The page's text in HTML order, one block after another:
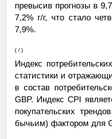
превысив прогнозы в
7,2% г/г, что стало
7,9%.
( / )
Индекс
статистики и
в состав
GBP. Индекс CPI
покупательских
бычьим) фактором для